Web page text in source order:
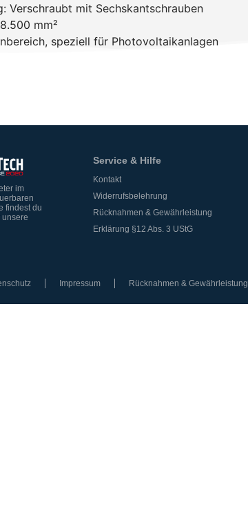
Verschraubt mit Sechskantschrauben
mm²
speziell für Photovoltaikanlagen
im
findest du
Service & Hilfe
Kontakt
Widerrufsbelehrung
Rücknahmen & Gewährleistung
Erklärung §12 Abs. 3 UStG
Impressum Rücknahmen & Gewährleistung